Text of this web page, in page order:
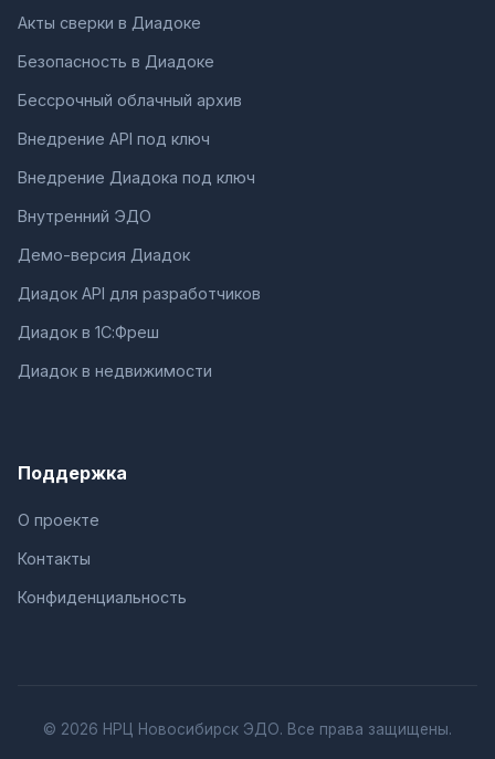
Акты сверки в Диадоке
Безопасность в Диадоке
Бессрочный облачный архив
Внедрение API под ключ
Внедрение Диадока под ключ
Внутренний ЭДО
Демо-версия Диадок
Диадок API для разработчиков
Диадок в 1С:Фреш
Диадок в недвижимости
Поддержка
О проекте
Контакты
Конфиденциальность
© 2026 НРЦ Новосибирск ЭДО. Все права защищены.